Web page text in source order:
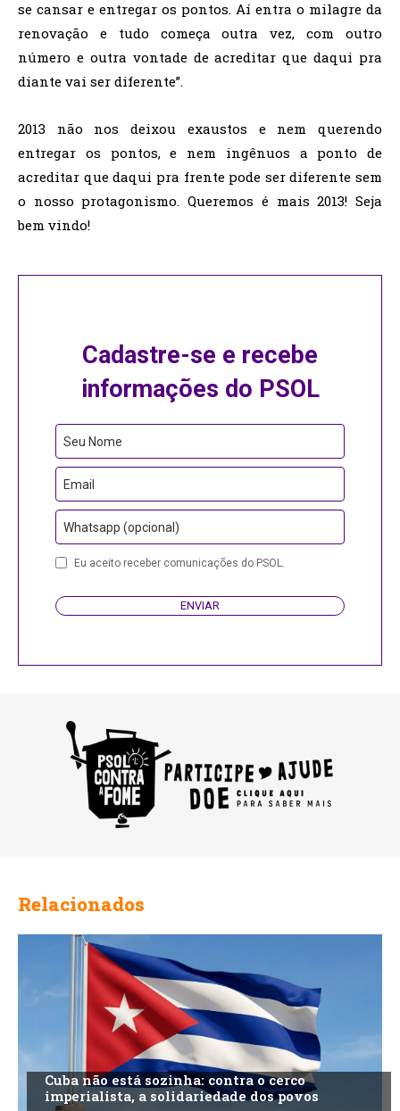
se cansar e entregar os pontos. Aí entra o milagre da
renovação e tudo começa outra vez, com outro
número e outra vontade de acreditar que daqui pra
diante vai ser diferente”.
2013 não nos deixou exaustos e nem querendo
entregar os pontos, e nem ingênuos a ponto de
acreditar que daqui pra frente pode ser diferente sem
o nosso protagonismo. Queremos é mais 2013! Seja
bem vindo!
Cadastre-se e recebe
informações do PSOL
Seu Nome
Email
Whatsapp (opcional)
Eu aceito receber comunicações do PSOL.
ENVIAR
Relacionados
Cuba não está sozinha: contra o cerco
imperialista, a solidariedade dos povos